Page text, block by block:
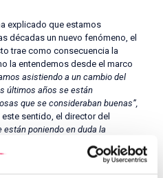
explicado que estamos
décadas un nuevo fenómeno, el
trae como consecuencia la
la entendemos desde el marco
asistiendo a un cambio del
últimos años se están
que se consideraban buenas”,
este sentido, el director del
están poniendo en duda la
presenciando la
que complica la transmisión de la